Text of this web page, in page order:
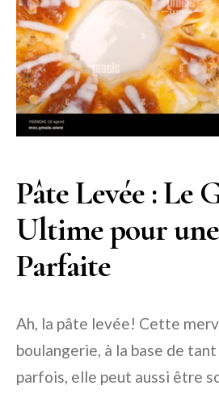
Pâte Levée : Le
Ultime pour
Parfaite
Ah, la pâte levée! Cette
boulangerie, à la base de
parfois, elle peut aussi être